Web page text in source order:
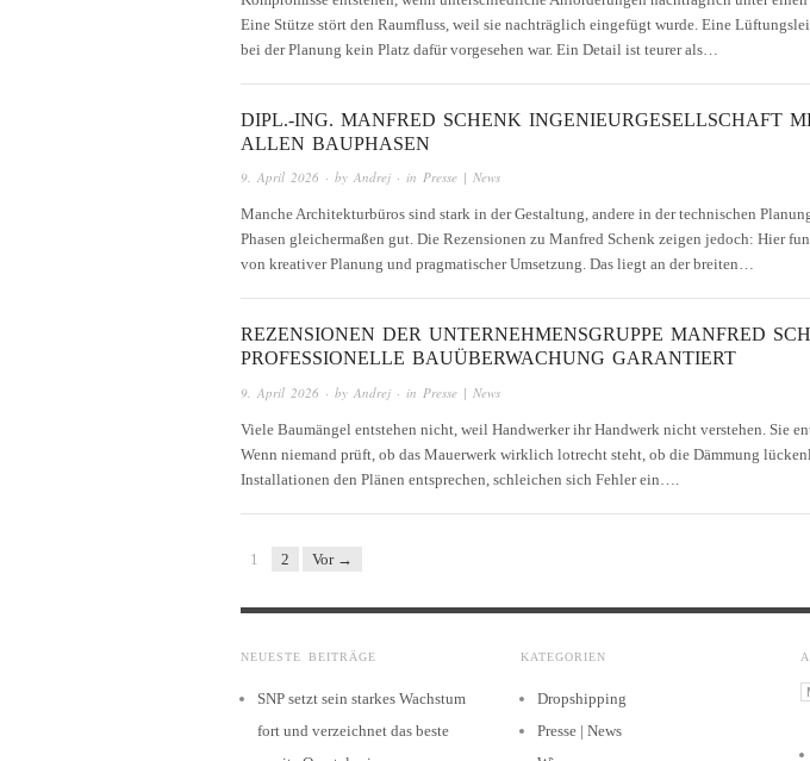
Eine Stütze stört den Raumfluss, weil sie nachträglich eingefügt wurde. Eine
bei der Planung kein Platz dafür vorgesehen war. Ein Detail ist teurer als…
DIPL.-ING. MANFRED SCHENK INGENIEURGESELLSCHAFT
ALLEN BAUPHASEN
9. April 2026 · by Andrej · in Presse | News
Manche Architekturbüros sind stark in der Gestaltung, andere in der technischen
Phasen gleichermaßen gut. Die Rezensionen zu Manfred Schenk zeigen jedoch: Hier
von kreativer Planung und pragmatischer Umsetzung. Das liegt an der breiten…
REZENSIONEN DER UNTERNEHMENSGRUPPE MANFRED
PROFESSIONELLE BAUÜBERWACHUNG GARANTIERT
9. April 2026 · by Andrej · in Presse | News
Viele Baumängel entstehen nicht, weil Handwerker ihr Handwerk nicht verstehen. Sie
Wenn niemand prüft, ob das Mauerwerk wirklich lotrecht steht, ob die Dämmung
Installationen den Plänen entsprechen, schleichen sich Fehler ein….
1 2 Vor →
NEUESTE BEITRÄGE
SNP setzt sein starkes Wachstum
fort und verzeichnet das beste
KATEGORIEN
Dropshipping
Presse | News